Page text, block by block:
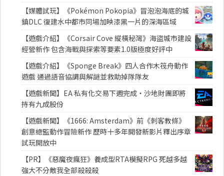
【媒體試玩】《Pokémon Pokopia》冒泡泡海底的城
鎮DLC 復建水中都市同場加映漆黑一片的深海區域
【遊戲介紹】《Corsair Cove 縱橫秘灣》海盜城市建設
經營新作 包含海戰與探索等要素1.0版極度好評中
【遊戲介紹】《Sponge Break》四人合作木筏舟動作
遊戲 通過語音協調與解謎並救助掉隊隊友
【遊戲新聞】EA 私有化交易下週完成・沙地財團即將
持有九成股份
【遊戲新聞】《1666: Amsterdam》前《刺客教條》
創意總監動作冒險新作 歷時十多年開發新影片釋出序章
試玩開放中
【PR】《惡魔夜瘋狂》養成型RTA模擬RPG 死越多越
強大不分敵我全部殺殺殺